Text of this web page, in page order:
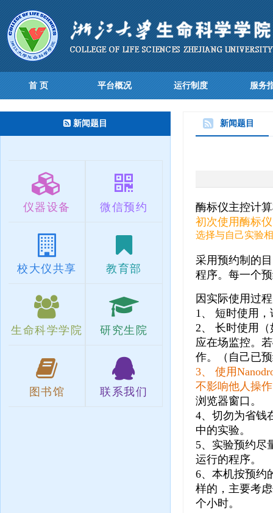
首 页 平台概况 运行制度 服务
新闻题目
仪器设备 微信预约
校大仪共享 教育部
生命科学学院 研究生院
图书馆 联系我们
新闻题目
酶标仪主控计
初次使用酶标
选择与自己实验
采用预约制的
程序。每一个
因实际使用过
1、 短时使用
2、 长时使用
应在场监控。
作。（自己已
3、 使用
不影响他人操
浏览器窗口。
4、切勿为省钱
中的实验。
5、实验预约尽
运行的程序。
6、本机按预约
样的，主要考
个小时。